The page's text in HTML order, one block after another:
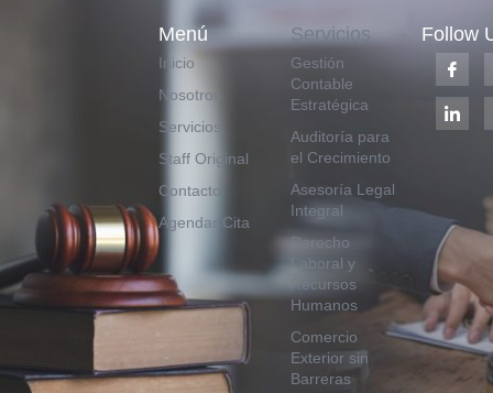
Menú
Inicio
Nosotros
Servicios
Staff Original
Contacto
Agendar Cita
Servicios
Gestión
Contable
Estratégica
Auditoría para
el Crecimiento
Asesoría Legal
Integral
Derecho
Laboral y
Recursos
Humanos
Comercio
Exterior sin
Barreras
Follow